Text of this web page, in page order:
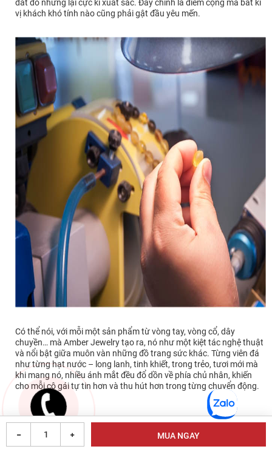
đắt đỏ nhưng lại cực kì xuất sắc. Đấy chính là điểm cộng mà bất kì
vị khách khó tính nào cũng phải gật đầu yêu mến.
Có thể nói, với mỗi một sản phẩm từ vòng tay, vòng cổ, dây
chuyền… mà Amber Jewelry tạo ra, nó như một kiệt tác nghệ thuật
và nổi bật giữa muôn vàn những đồ trang sức khác. Từng viên đá
như từng hạt nước – long lanh, tinh khiết, trong trẻo, tươi mới mà
khi mang nó, nhiều ánh mắt đều đổ dồn về phía chủ nhân, khiến
cho mỗi cô gái tự tin hơn và thu hút hơn trong từng chuyển động.